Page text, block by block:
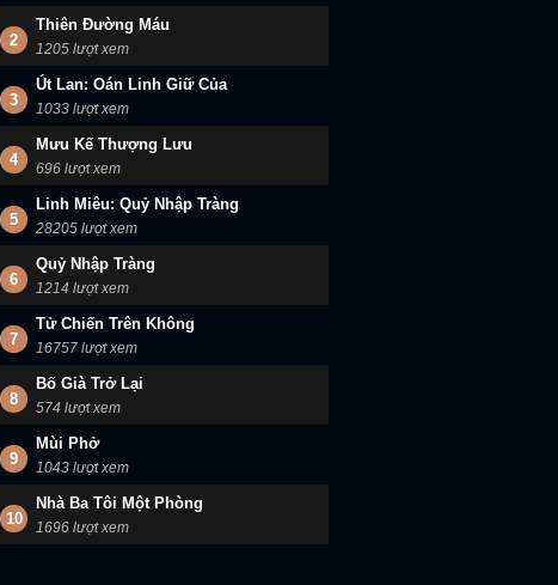
2
Thiên Đường Máu
1205 lượt xem
3
Út Lan: Oán Linh Giữ Của
1033 lượt xem
4
Mưu Kế Thượng Lưu
696 lượt xem
5
Linh Miêu: Quỷ Nhập Tràng
28205 lượt xem
6
Quỷ Nhập Tràng
1214 lượt xem
7
Tử Chiến Trên Không
16757 lượt xem
8
Bố Già Trở Lại
574 lượt xem
9
Mùi Phở
1043 lượt xem
10
Nhà Ba Tôi Một Phòng
1696 lượt xem